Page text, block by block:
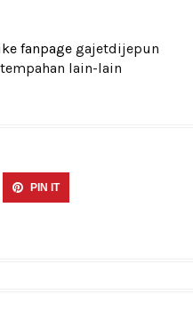
fanpage gajetdijepun
tempahan lain-lain
PIN IT